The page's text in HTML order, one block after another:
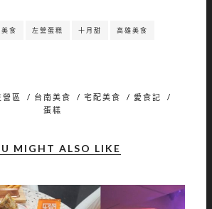
食 左營蛋糕 十月甜 高雄美食
營區 / 台南美食 / 宅配美食 / 愛食記
/
蛋糕
MIGHT ALSO LIKE